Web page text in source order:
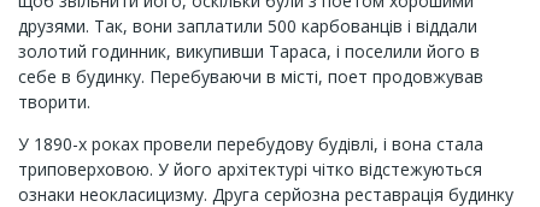
друзями. Так, вони заплатили 500 карбованців і віддали
золотий годинник, викупивши Тараса, і поселили його в
себе в будинку. Перебуваючи в місті, поет продовжував
творити.
У 1890-х роках провели перебудову будівлі, і вона стала
триповерховою. У його архітектурі чітко відстежуються
ознаки неокласицизму. Друга серйозна реставрація будинку